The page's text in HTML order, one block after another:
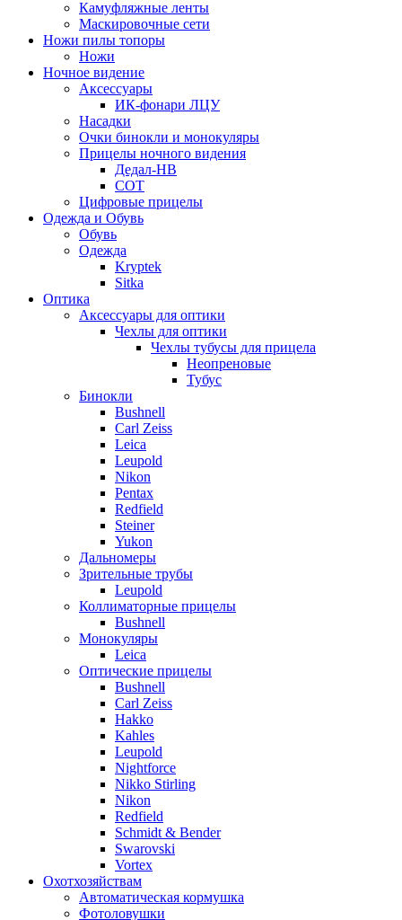
Камуфляжные ленты
Маскировочные сети
Ножи пилы топоры
Ножи
Ночное видение
Аксессуары
ИК-фонари ЛЦУ
Насадки
Очки бинокли и монокуляры
Прицелы ночного видения
Дедал-НВ
СОТ
Цифровые прицелы
Одежда и Обувь
Обувь
Одежда
Kryptek
Sitka
Оптика
Аксессуары для оптики
Чехлы для оптики
Чехлы тубусы для прицела
Неопреновые
Тубус
Бинокли
Bushnell
Carl Zeiss
Leica
Leupold
Nikon
Pentax
Redfield
Steiner
Yukon
Дальномеры
Зрительные трубы
Leupold
Коллиматорные прицелы
Bushnell
Монокуляры
Leica
Оптические прицелы
Bushnell
Carl Zeiss
Hakko
Kahles
Leupold
Nightforce
Nikko Stirling
Nikon
Redfield
Schmidt & Bender
Swarovski
Vortex
Охотхозяйствам
Автоматическая кормушка
Фотоловушки